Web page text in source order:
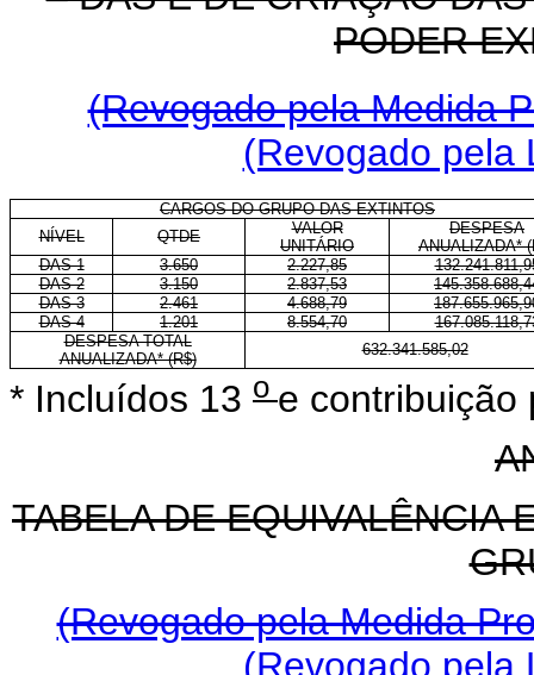
PODER
(Revogado pela Medida
(Revogado pela
CARGOS DO GRUPO-DAS EXTINTOS
NÍVEL
QTDE
VALOR
UNITÁRIO
DESPESA
ANUALIZADA*
DAS-1
3.650 2.227,85
DAS-2
3.150 2.837,53
DAS-3
2.461 4.688,79
DAS-4
1.201 8.554,70
DESPESA TOTAL
ANUALIZADA* (R$)
632.341.585,02
* Incluídos 13 o e contribuição
TABELA DE EQUIVALÊNCIA
(Revogado pela Medida
(Revogado pela